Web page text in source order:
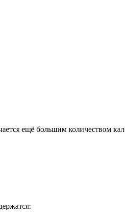
ещё большим количеством